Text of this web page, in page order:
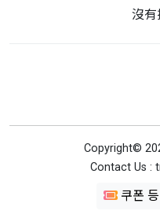
沒有
Copyright©
Contact Us :
쿠폰